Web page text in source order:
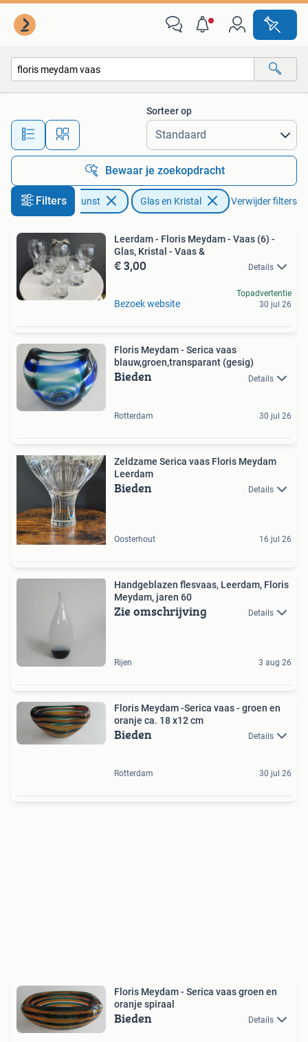
Alle afstanden…
Sorteer op
Bewaar je zoekopdracht
Filters
Antiek en Kunst Glas en Kristal Verwijder filters
Leerdam - Floris Meydam - Vaas (6) -
Glas, Kristal - Vaas &
€ 3,00 Details
Bezoek website
Topadvertentie
30 jul 26
Floris Meydam - Serica vaas
blauw,groen,transparant (gesig)
Bieden Details
Rotterdam 30 jul 26
Zeldzame Serica vaas Floris Meydam
Leerdam
Bieden Details
Oosterhout 16 jul 26
Handgeblazen flesvaas, Leerdam, Floris
Meydam, jaren 60
Zie omschrijving Details
Rijen 3 aug 26
Floris Meydam -Serica vaas - groen en
oranje ca. 18 x12 cm
Bieden Details
Rotterdam 30 jul 26
Floris Meydam - Serica vaas groen en
oranje spiraal
Bieden Details